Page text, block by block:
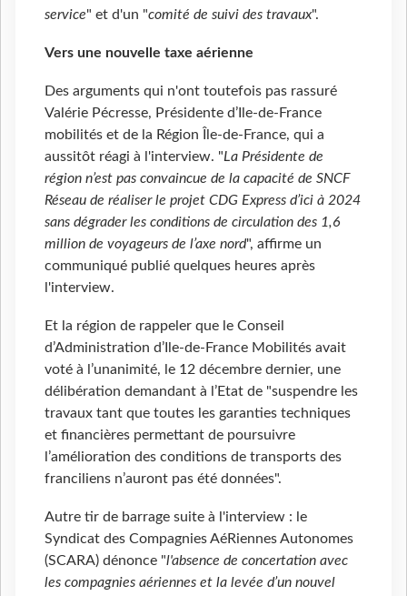
service" et d'un "comité de suivi des travaux".
Vers une nouvelle taxe aérienne
Des arguments qui n'ont toutefois pas rassuré
Valérie Pécresse, Présidente d’Ile-de-France
mobilités et de la Région Île-de-France, qui a
aussitôt réagi à l'interview. "La Présidente de
région n’est pas convaincue de la capacité de SNCF
Réseau de réaliser le projet CDG Express d’ici à 2024
sans dégrader les conditions de circulation des 1,6
million de voyageurs de l’axe nord", affirme un
communiqué publié quelques heures après
l'interview.
Et la région de rappeler que le Conseil
d’Administration d’Ile-de-France Mobilités avait
voté à l’unanimité, le 12 décembre dernier, une
délibération demandant à l’Etat de "suspendre les
travaux tant que toutes les garanties techniques
et financières permettant de poursuivre
l’amélioration des conditions de transports des
franciliens n’auront pas été données".
Autre tir de barrage suite à l'interview : le
Syndicat des Compagnies AéRiennes Autonomes
(SCARA) dénonce "l'absence de concertation avec
les compagnies aériennes et la levée d’un nouvel